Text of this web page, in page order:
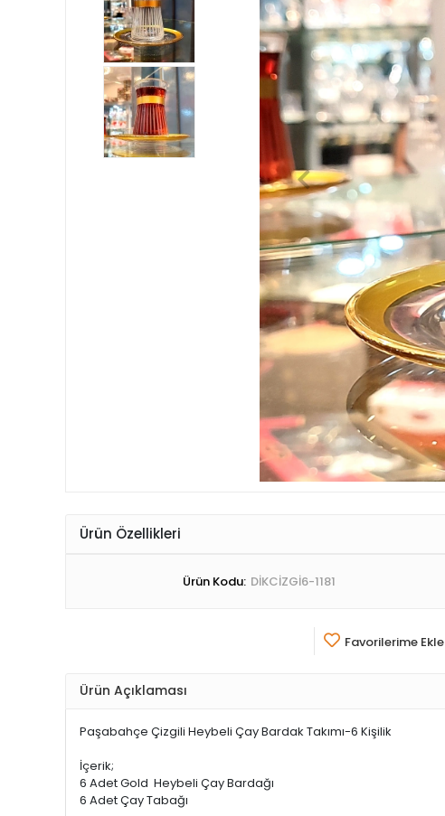
Ürün Özellikleri
Ürün Kodu: DİKCİZGİ6-1181
Favorilerime Ekle
Ürün Açıklaması
Paşabahçe Çizgili Heybeli Çay Bardak Takımı-6 Kişilik
İçerik;
6 Adet Gold Heybeli Çay Bardağı
6 Adet Çay Tabağı